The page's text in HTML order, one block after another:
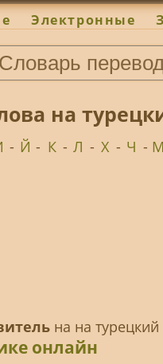
Электронные
на
- Й - К - Л - Х - Ч - М
на на турецкий
онлайн